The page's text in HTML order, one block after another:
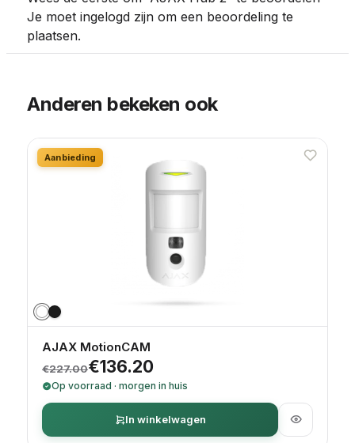
Je moet ingelogd zijn om een beoordeling te
plaatsen.
Anderen bekeken ook
Aanbieding
AJAX MotionCAM
€227.00
Oorspronkelijke prijs was: €227.00.
€136.20
Huidige prijs is: €136.20.
Op voorraad · morgen in huis
In winkelwagen